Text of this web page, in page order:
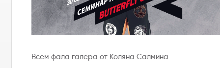
Всем фала галера от Коляна Салмина